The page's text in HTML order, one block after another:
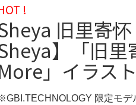
!
旧里寄
】「旧
」イラス
限定モデ